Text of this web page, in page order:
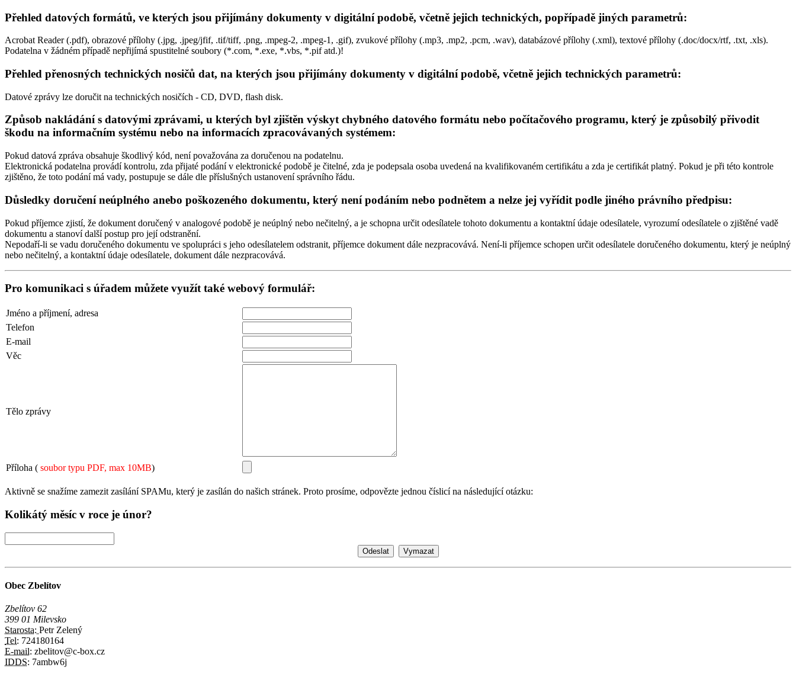
Přehled datových formátů, ve kterých jsou přijímány dokumenty v digitální podobě, včetně jejich technických, popřípadě jiných parametrů:
Acrobat Reader (.pdf), obrazové přílohy (.jpg, .jpeg/jfif, .tif/tiff, .png, .mpeg-2, .mpeg-1, .gif), zvukové přílohy (.mp3, .mp2, .pcm, .wav), databázové přílohy (.xml), textové přílohy (.doc/docx/rtf, .txt, .xls).
Podatelna v žádném případě nepřijímá spustitelné soubory (*.com, *.exe, *.vbs, *.pif atd.)!
Přehled přenosných technických nosičů dat, na kterých jsou přijímány dokumenty v digitální podobě, včetně jejich technických parametrů:
Datové zprávy lze doručit na technických nosičích - CD, DVD, flash disk.
Způsob nakládání s datovými zprávami, u kterých byl zjištěn výskyt chybného datového formátu nebo počítačového programu, který je způsobilý přivodit
škodu na informačním systému nebo na informacích zpracovávaných systémem:
Pokud datová zpráva obsahuje škodlivý kód, není považována za doručenou na podatelnu.
Elektronická podatelna provádí kontrolu, zda přijaté podání v elektronické podobě je čitelné, zda je podepsala osoba uvedená na kvalifikovaném certifikátu a zda je certifikát platný. Pokud je při této kontrole
zjištěno, že toto podání má vady, postupuje se dále dle příslušných ustanovení správního řádu.
Důsledky doručení neúplného anebo poškozeného dokumentu, který není podáním nebo podnětem a nelze jej vyřídit podle jiného právního předpisu:
Pokud příjemce zjistí, že dokument doručený v analogové podobě je neúplný nebo nečitelný, a je schopna určit odesílatele tohoto dokumentu a kontaktní údaje odesílatele, vyrozumí odesílatele o zjištěné vadě
dokumentu a stanoví další postup pro její odstranění.
Nepodaří-li se vadu doručeného dokumentu ve spolupráci s jeho odesílatelem odstranit, příjemce dokument dále nezpracovává. Není-li příjemce schopen určit odesílatele doručeného dokumentu, který je neúplný
nebo nečitelný, a kontaktní údaje odesílatele, dokument dále nezpracovává.
Pro komunikaci s úřadem můžete využít také webový formulář:
Jméno a příjmení, adresa
Telefon
E-mail
Věc
Tělo zprávy
Příloha ( soubor typu PDF, max 10MB)
Aktivně se snažíme zamezit zasílání SPAMu, který je zasílán do našich stránek. Proto prosíme, odpovězte jednou číslicí na následující otázku:
Kolikátý měsíc v roce je únor?
Obec Zbelítov
Zbelítov 62
399 01 Milevsko
Starosta: Petr Zelený
Tel: 724180164
E-mail: zbelitov@c-box.cz
IDDS: 7ambw6j